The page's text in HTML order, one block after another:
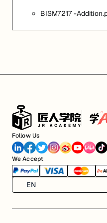
BISM7217 -
Follow Us
We Accept
EN